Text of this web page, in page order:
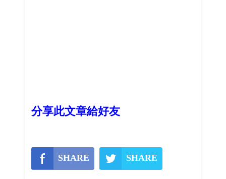
分享此文章給好友
SHARE SHARE